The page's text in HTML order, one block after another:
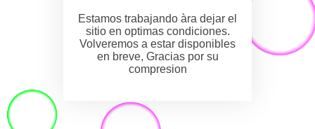
Estamos trabajando àra dejar el
sitio en optimas condiciones.
Volveremos a estar disponibles
en breve, Gracias por su
compresion